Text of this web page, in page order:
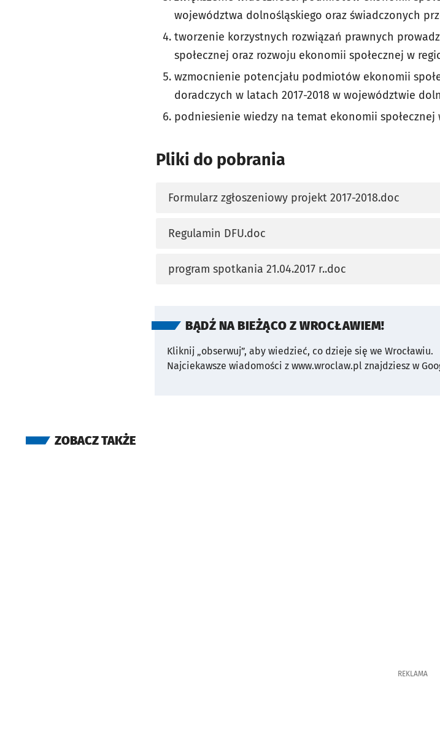
województwa dolnośląskiego oraz świadczonych
tworzenie korzystnych rozwiązań prawnych
społecznej oraz rozwoju ekonomii społecznej w
wzmocnienie potencjału podmiotów ekonomii
doradczych w latach 2017-2018 w województwie
podniesienie wiedzy na temat ekonomii społecznej
Pliki do pobrania
Formularz zgłoszeniowy projekt 2017-2018.doc
otworzy się w nowej karcie
Regulamin DFU.doc
otworzy się w nowej karcie
program spotkania 21.04.2017 r..doc
otworzy się w nowej karcie
BĄDŹ NA BIEŻĄCO Z WROCŁAWIEM!
Kliknij „obserwuj”, aby wiedzieć, co dzieje się we Wrocławiu.
Najciekawsze wiadomości z www.wroclaw.pl znajdziesz w
ZOBACZ TAKŻE
REKLAMA